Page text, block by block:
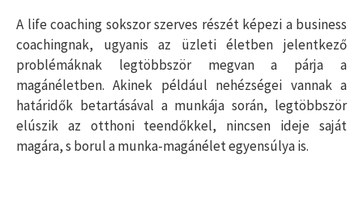
A life coaching sokszor szerves részét képezi a business
coachingnak, ugyanis az üzleti életben jelentkező
problémáknak legtöbbször megvan a párja a
magánéletben. Akinek például nehézségei vannak a
határidők betartásával a munkája során, legtöbbször
elúszik az otthoni teendőkkel, nincsen ideje saját
magára, s borul a munka-magánélet egyensúlya is.